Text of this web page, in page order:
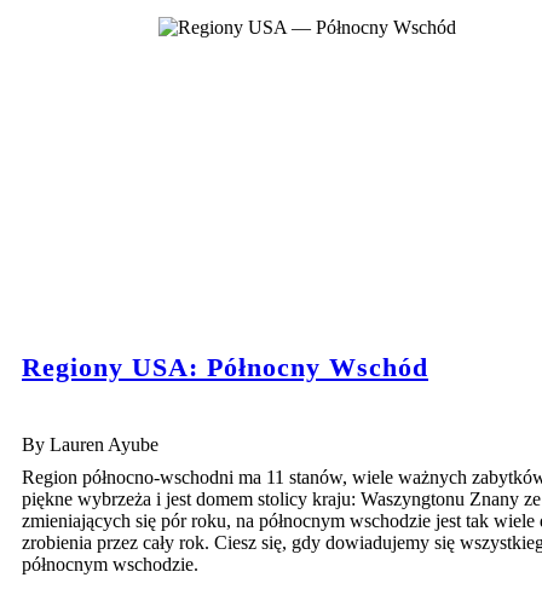
Regiony USA: Północny Wschód
By Lauren Ayube
Region północno-wschodni ma 11 stanów, wiele ważnych
piękne wybrzeża i jest domem stolicy kraju: Waszyngtonu Znany ze
zmieniających się pór roku, na północnym wschodzie jest tak wiele
zrobienia przez cały rok. Ciesz się, gdy dowiadujemy się
północnym wschodzie.